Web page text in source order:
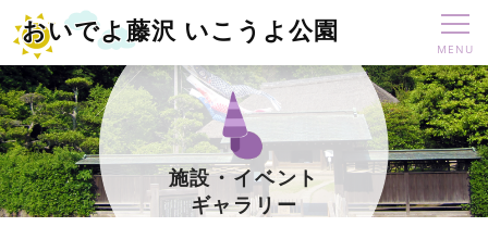
おいでよ藤沢 いこうよ公園
施設・イベント
ギャラリー